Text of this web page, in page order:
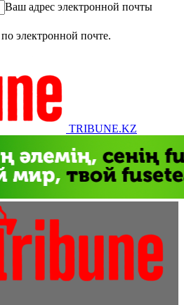
Ваш адрес электронной почты
электронной почте.
TRIBUNE.KZ